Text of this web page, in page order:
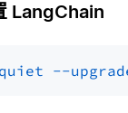
LangChain
--